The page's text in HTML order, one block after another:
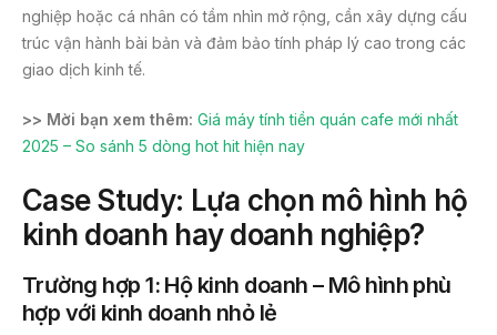
nghiệp hoặc cá nhân có tầm nhìn mở rộng, cần xây dựng cấu
trúc vận hành bài bản và đảm bảo tính pháp lý cao trong các
giao dịch kinh tế.
>> Mời bạn xem thêm: Giá máy tính tiền quán cafe mới nhất
2025 – So sánh 5 dòng hot hit hiện nay
Case Study: Lựa chọn mô hình hộ
kinh doanh hay doanh nghiệp?
Trường hợp 1: Hộ kinh doanh – Mô hình phù
hợp với kinh doanh nhỏ lẻ